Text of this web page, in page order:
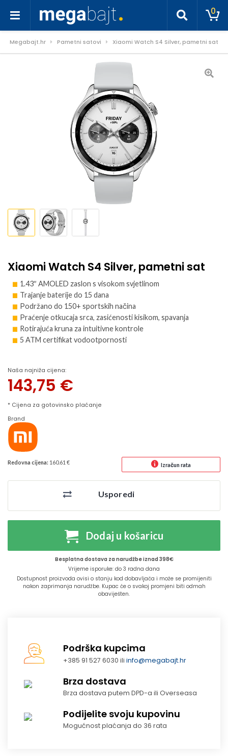
0
Megabajt.hr Pametni satovi Xiaomi Watch S4 Silver, pametni sat
Xiaomi Watch S4 Silver, pametni sat
1.43″ AMOLED zaslon s visokom svjetlinom
Trajanje baterije do 15 dana
Podržano do 150+ sportskih načina
Praćenje otkucaja srca, zasićenosti kisikom, spavanja
Rotirajuća kruna za intuitivne kontrole
5 ATM certifikat vodootpornosti
Naša najniža cijena:
143,75 €
* Cijena za gotovinsko plaćanje
Brand
Redovna cijena: 160.61 € Izračun rata
Usporedi
Dodaj u košaricu
Besplatna dostava za narudžbe iznad 398€
Vrijeme isporuke: do 3 radna dana
Dostupnost proizvoda ovisi o stanju kod dobavljača i može se promijeniti
nakon zaprimanja narudžbe. Kupac će o svakoj promjeni biti odmah
obaviješten.
Podrška kupcima
+385 91 527 6030 iliinfo@megabajt.hr
Brza dostava
Brza dostava putem DPD-a ili Overseasa
Podijelite svoju kupovinu
Mogućnost plaćanja do 36 rata